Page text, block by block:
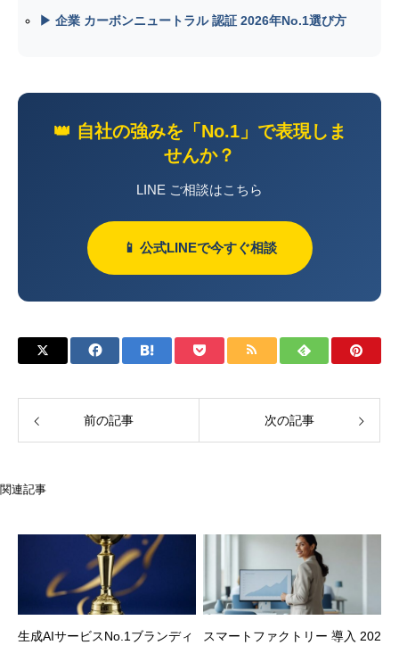
▶ 企業 カーボンニュートラル 認証 2026年No.1選び方
👑 自社の強みを「No.1」で表現しま
せんか？
LINE ご相談はこちら
📱 公式LINEで今すぐ相談
前の記事 次の記事
関連記事
生成AIサービスNo.1ブランディ
スマートファクトリー 導入 202